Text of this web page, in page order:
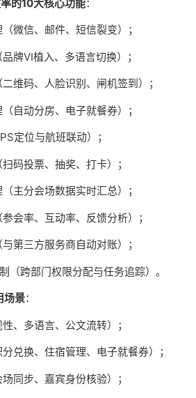
的10大核心功能：
微信、邮件、短信裂变）；
牌VI植入、多语言切换）；
维码、人脸识别、闸机签到）；
自动分房、电子就餐券）；
定位与航班联动）；
码投票、抽奖、打卡）；
主分会场数据实时汇总）；
会率、互动率、反馈分析）；
第三方服务商自动对账）；
（跨部门权限分配与任务追踪）。
场景：
、多语言、公文流转）；
兑换、住宿管理、电子就餐券）；
同步、嘉宾身份核验）；